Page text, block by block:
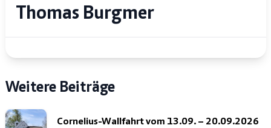
Thomas Burgmer
Weitere Beiträge
Cornelius-Wallfahrt vom 13.09. – 20.09.2026